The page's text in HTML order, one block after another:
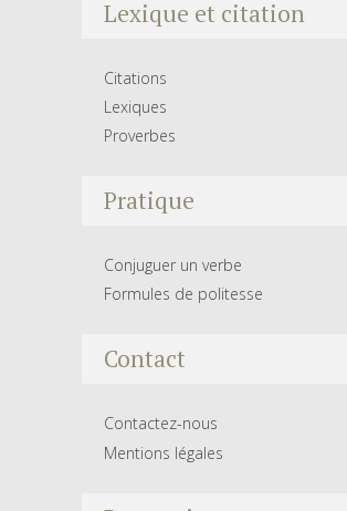
Lexique et citation
Citations
Lexiques
Proverbes
Pratique
Conjuguer un verbe
Formules de politesse
Contact
Contactez-nous
Mentions légales